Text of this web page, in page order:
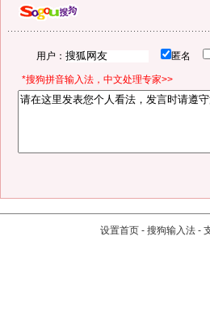
用户： 匿名
*搜狗拼音输入法，中文处理专家>>
设置首页 - 搜狗输入法 -